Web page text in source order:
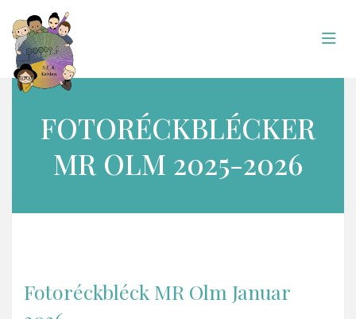
FOTORÉCKBLÉCKER
MR OLM 2025-2026
Fotoréckbléck MR Olm Januar